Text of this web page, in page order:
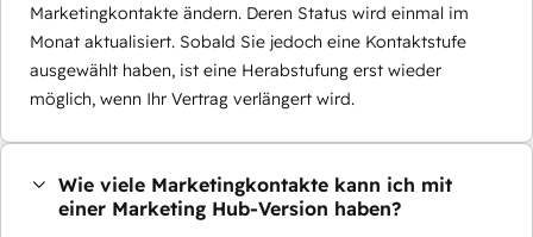
Marketingkontakte ändern. Deren Status wird einmal im
Monat aktualisiert. Sobald Sie jedoch eine Kontaktstufe
ausgewählt haben, ist eine Herabstufung erst wieder
möglich, wenn Ihr Vertrag verlängert wird.
Wie viele Marketingkontakte kann ich mit
einer Marketing Hub-Version haben?